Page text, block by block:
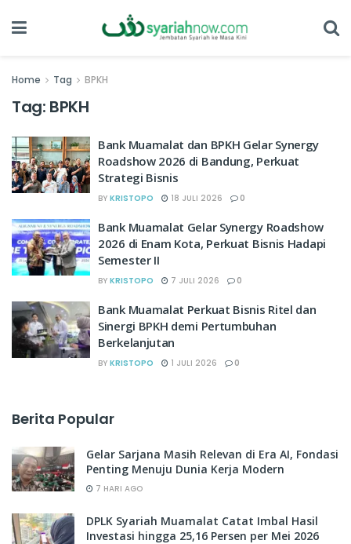
Home Tag BPKH
Tag: BPKH
Bank Muamalat dan BPKH Gelar Synergy
Roadshow 2026 di Bandung, Perkuat
Strategi Bisnis
BY KRISTOPO 18 JULI 2026 0
Bank Muamalat Gelar Synergy Roadshow
2026 di Enam Kota, Perkuat Bisnis Hadapi
Semester II
BY KRISTOPO 7 JULI 2026 0
Bank Muamalat Perkuat Bisnis Ritel dan
Sinergi BPKH demi Pertumbuhan
Berkelanjutan
BY KRISTOPO 1 JULI 2026 0
Berita Popular
Gelar Sarjana Masih Relevan di Era AI, Fondasi
Penting Menuju Dunia Kerja Modern
7 HARI AGO
DPLK Syariah Muamalat Catat Imbal Hasil
Investasi hingga 25,16 Persen per Mei 2026